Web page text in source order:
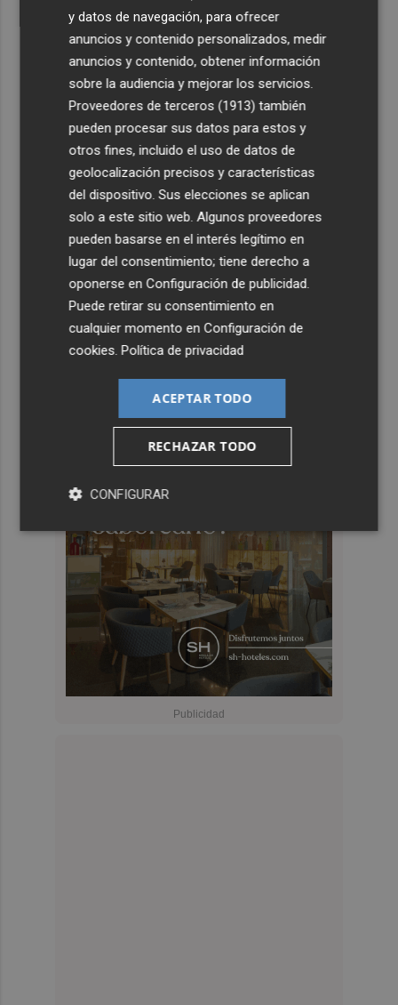
y datos de navegación, para ofrecer
anuncios y contenido personalizados, medir
anuncios y contenido, obtener información
sobre la audiencia y mejorar los servicios.
Proveedores de terceros (1913) también
pueden procesar sus datos para estos y
otros fines, incluido el uso de datos de
geolocalización precisos y características
del dispositivo. Sus elecciones se aplican
solo a este sitio web. Algunos proveedores
pueden basarse en el interés legítimo en
lugar del consentimiento; tiene derecho a
oponerse enConfiguración de publicidad
Puede retirar su consentimiento en
cualquier momento enConfiguración de
cookies .Política de privacidad
ACEPTAR TODO
RECHAZAR TODO
CONFIGURAR